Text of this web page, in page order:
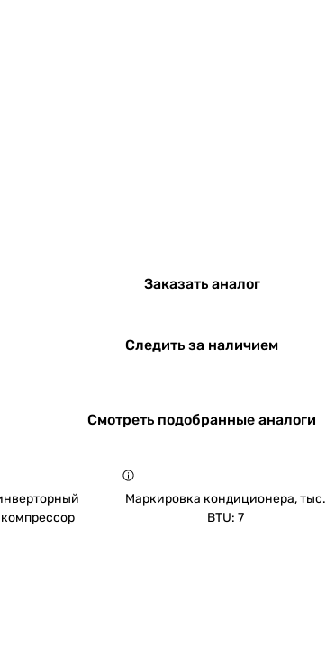
Заказать аналог
Следить за наличием
Смотреть подобранные аналоги
компрессор
Маркировка кондиционера, тыс.
BTU: 7